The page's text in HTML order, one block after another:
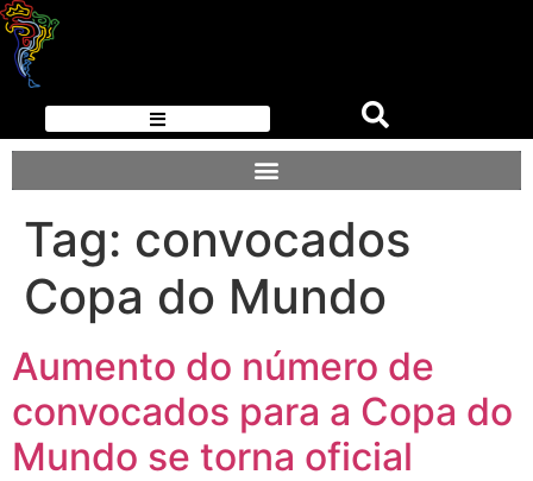
Tag: convocados
Copa do Mundo
Aumento do número de
convocados para a Copa do
Mundo se torna oficial